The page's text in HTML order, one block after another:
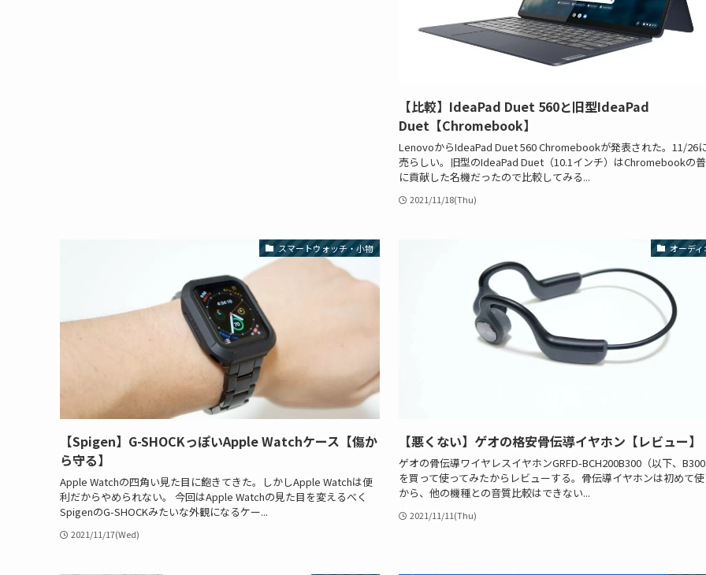
【比較】IdeaPad Duet 560と旧型IdeaPad
Duet【Chromebook】
LenovoからIdeaPad Duet 560 Chromebookが発表された。11/26
売らしい。旧型のIdeaPad Duet（10.1インチ）はChromebookの
に貢献した名機だったので比較してみる...
2021/11/18(Thu)
スマートウォッチ・小物
【Spigen】G-SHOCKっぽいApple Watchケース【傷か
ら守る】
Apple Watchの四角い見た目に飽きてきた。しかしApple Watchは便
利だからやめられない。 今回はApple Watchの見た目を変えるべく
SpigenのG-SHOCKみたいな外観になるケー...
2021/11/17(Wed)
オーディ
【悪くない】ゲオの格安骨伝導イヤホン【レビュー】
ゲオの骨伝導ワイヤレスイヤホンGRFD-BCH200B300（以下、
を買って使ってみたからレビューする。骨伝導イヤホンは初めて
から、他の機種との音質比較はできない...
2021/11/11(Thu)